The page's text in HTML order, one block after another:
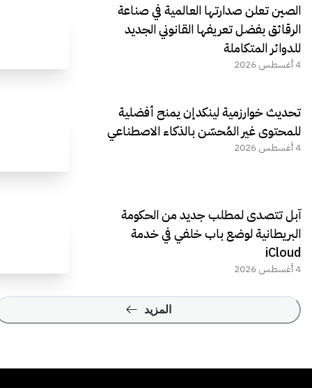
الصين تعلن صدارتها العالمية في صناعة
الرقائق بفضل تعريفها القانوني الجديد
للدوائر المتكاملة
4 أغسطس 2026
تحديث خوارزمية لينكدإن يمنح أفضلية
للمحتوى غير المُحسّن بالذكاء الاصطناعي
4 أغسطس 2026
آبل تتصدى لمطلب جديد من الحكومة
البريطانية لوضع باب خلفي في خدمة
iCloud
4 أغسطس 2026
المزيد